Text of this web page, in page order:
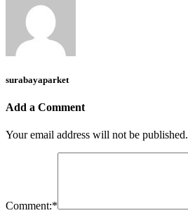
surabayaparket
Add a Comment
Your email address will not be published.
Comment:*